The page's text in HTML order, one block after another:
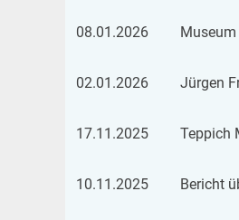
08.01.2026
02.01.2026
Jür­gen
17.11.2025
Tep­pich
10.11.2025
Be­richt